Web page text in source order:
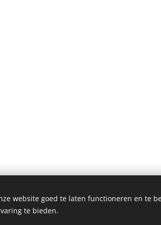
website goed te laten functioneren en te
te bieden.